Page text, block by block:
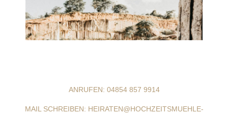
ANRUFEN: 04854 857 9914
MAIL SCHREIBEN: HEIRATEN@HOCHZEITSMUEHLE-